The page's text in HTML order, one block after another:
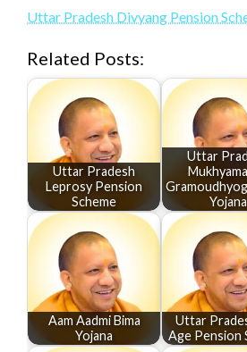
Uttar Pradesh Divyang Pension
Related Posts:
Uttar Pradesh
Leprosy Pension
Scheme
Uttar
Yojana
Aam Aadmi Bima
Yojana
Uttar
Age Pension